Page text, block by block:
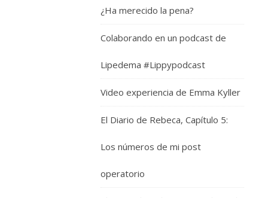
¿Ha merecido la pena?
Colaborando en un podcast de
Lipedema #Lippypodcast
Video experiencia de Emma Kyller
El Diario de Rebeca, Capítulo 5:
Los números de mi post
operatorio